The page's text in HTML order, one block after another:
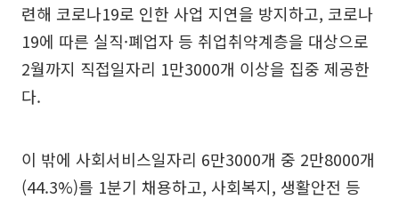
련해 코로나19로 인한 사업 지연을 방지하고, 코로나
19에 따른 실직·폐업자 등 취업취약계층을 대상으로
2월까지 직접일자리 1만3000개 이상을 집중 제공한
다.
이 밖에 사회서비스일자리 6만3000개 중 2만8000개
(44.3%)를 1분기 채용하고, 사회복지, 생활안전 등